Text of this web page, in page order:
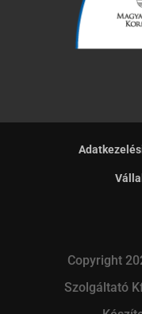
Copyright
Szolgáltató